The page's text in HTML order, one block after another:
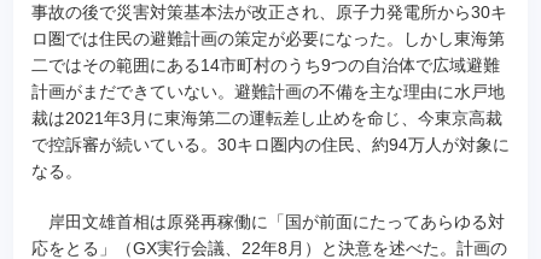
事故の後で災害対策基本法が改正され、原子力発電所から30キ
ロ圏では住民の避難計画の策定が必要になった。しかし東海第
二ではその範囲にある14市町村のうち9つの自治体で広域避難
計画がまだできていない。避難計画の不備を主な理由に水戸地
裁は2021年3月に東海第二の運転差し止めを命じ、今東京高裁
で控訴審が続いている。30キロ圏内の住民、約94万人が対象に
なる。
岸田文雄首相は原発再稼働に「国が前面にたってあらゆる対
応をとる」（GX実行会議、22年8月）と決意を述べた。計画の